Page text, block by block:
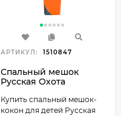
АРТИКУЛ: 1510847
Спальный мешок
Русская Охота
Купить спальный мешок-
кокон для детей Русская